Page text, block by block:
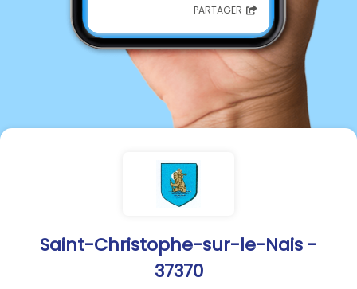
Saint-Christophe-sur-le-Nais -
37370
(les recommandations étant
d'avoir un point d'eau à moins
de 25 mètres)
MERCI DE VOTRE
COMPREHENSION
PARTAGER